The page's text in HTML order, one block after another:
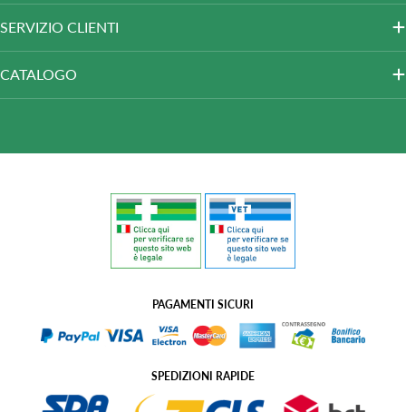
SERVIZIO CLIENTI
CATALOGO
PAGAMENTI SICURI
SPEDIZIONI RAPIDE